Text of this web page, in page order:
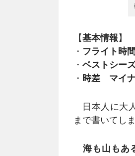
【基本情報 】
・ フライト時
・ ベストシー
・ 時差 マイ
日本人に大
まで書いてし
海も山もあ